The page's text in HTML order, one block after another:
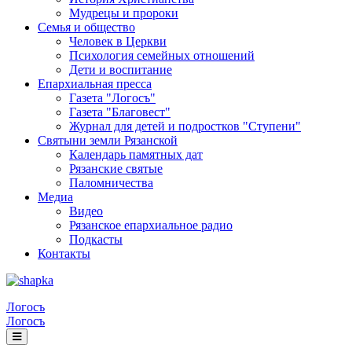
Мудрецы и пророки
Семья и общество
Человек в Церкви
Психология семейных отношений
Дети и воспитание
Епархиальная пресса
Газета "Логосъ"
Газета "Благовест"
Журнал для детей и подростков "Ступени"
Святыни земли Рязанской
Календарь памятных дат
Рязанские святые
Паломничества
Медиа
Видео
Рязанское епархиальное радио
Подкасты
Контакты
Логосъ
Логосъ